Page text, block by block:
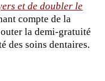
et de doubler le
compte de la
la demi-gratuité
des soins dentaires.